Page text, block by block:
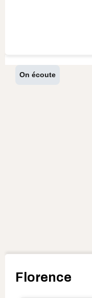
On écoute
Florence